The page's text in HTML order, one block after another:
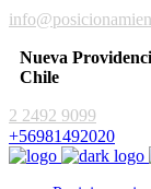
Nueva
Chile
2 2492 9099
+56981492020